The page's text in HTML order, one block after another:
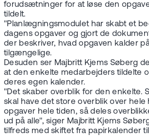
forudsætninger for at løse den
tildelt.
"Planlægningsmodulet har skabt et
dagens opgaver og gjort de
der beskriver, hvad opgaven kalder
tilgængelige.
Desuden ser Majbritt Kjems Søberg
at den enkelte medarbejders tildelte
deres egen kalender.
"Det skaber overblik for den enkelte.
skal have det store overblik over hele
opgaver hele tiden, så deles
ud på alle", siger Majbritt Kjems
tilfreds med skiftet fra papirkalender til